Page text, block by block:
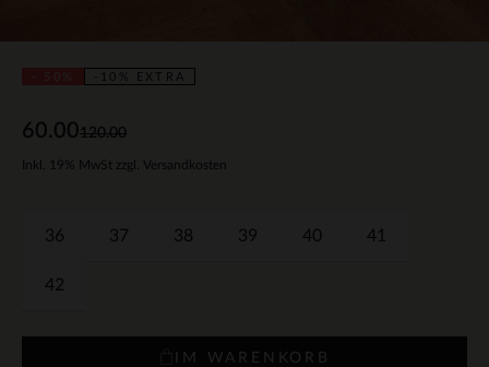
-10% EXTRA
120.00
60.00
Inkl. 19% MwSt zzgl. Versandkosten
36 37 38 39 40 41
42
IM WARENKORB